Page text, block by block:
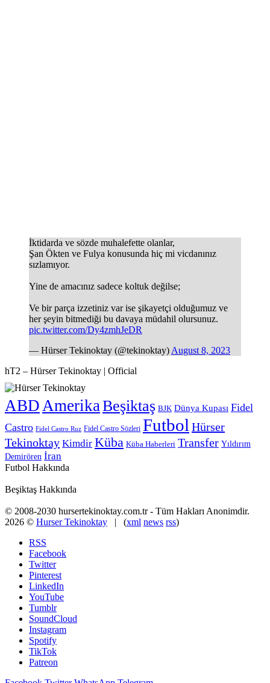
İktidarda ve sözde muhalefette olanlar,
Şan Ökten ve Fulya konusunda hiç mi vicdanınız
sızlamıyor.
Yine de amacınız sadece koltuk değilse;
Ve bir parça izzetiniz var ise şikayetçi olduğumuz ve
her şeyin bitmediği bu davaya müdahil olursunuz.
pic.twitter.com/Dy4zmhJeDR
— Hürser Tekinoktay (@tekinoktay) August 8, 2023
hT2 – Hürser Tekinoktay | Official
ABD Amerika Beşiktaş BJK Dünya Kupası Fidel
Castro Fidel Castro Ruz Fidel Castro Sözleri Futbol Hürser
Tekinoktay Kimdir Küba Küba Haberleri Transfer Yıldırım
Demirören İran
Futbol Hakkında
Beşiktaş Hakkında
© 2008-2030 hursertekinoktay.com.tr - Tüm Hakları Anonimdir.
2026 © Hurser Tekinoktay | (xml news rss)
RSS
Facebook
Twitter
Pinterest
LinkedIn
YouTube
Tumblr
SoundCloud
Instagram
Spotify
TikTok
Patreon